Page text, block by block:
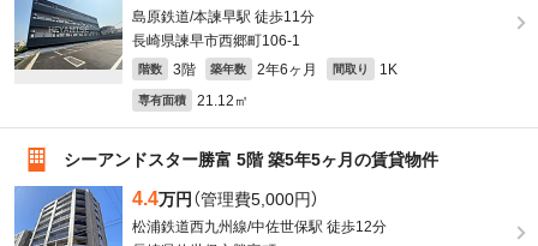
島原鉄道/本諫早駅 徒歩11分
長崎県諫早市西郷町106-1
階数 3階 築年数 2年6ヶ月 間取り 1K
専有面積 21.12㎡
シーアンドスター勝富 5階 築5年5ヶ月の賃貸物件
4.4万円 （管理費5,000円）
松浦鉄道西九州線/中佐世保駅 徒歩12分